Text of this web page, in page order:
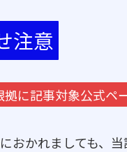
注意
に記事対象公式ペ
おかれましても、